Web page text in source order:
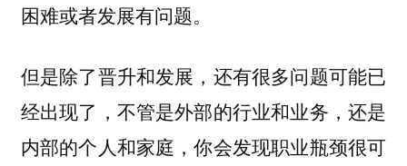
困难或者发展有问题。
但是除了晋升和发展，还有很多问题可能已
经出现了，不管是外部的行业和业务，还是
内部的个人和家庭，你会发现职业瓶颈很可